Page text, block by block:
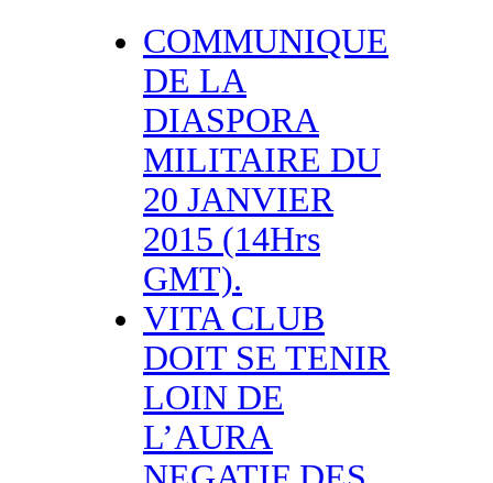
COMMUNIQUE
DE LA
DIASPORA
MILITAIRE DU
20 JANVIER
2015 (14Hrs
GMT).
VITA CLUB
DOIT SE TENIR
LOIN DE
L’AURA